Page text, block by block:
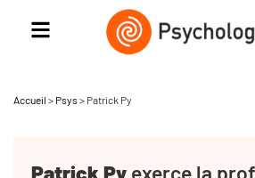
Accueil > Psys > Patrick Py
Patrick Py exerce la